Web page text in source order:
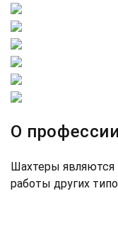
О
Шахтеры
работы других